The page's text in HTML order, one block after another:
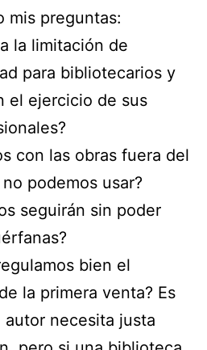
mis preguntas:
la limitación de
para bibliotecarios y
el ejercicio de sus
con las obras fuera del
podemos usar?
seguirán sin poder
bien el
la primera venta? Es
necesita justa